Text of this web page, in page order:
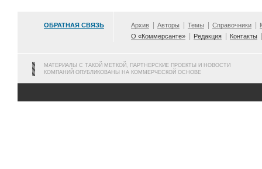
ОБРАТНАЯ СВЯЗЬ Архив Авторы Темы Справочники
О «Коммерсанте»
Редакция Контакты
МАТЕРИАЛЫ С ТАКОЙ МЕТКОЙ, ПАРТНЕРСКИЕ ПРОЕКТЫ И НОВОСТИ
КОМПАНИЙ ОПУБЛИКОВАНЫ НА КОММЕРЧЕСКОЙ ОСНОВЕ